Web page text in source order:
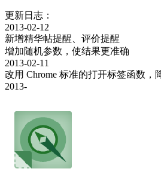
更新日志：
2013-02-12
新增精华帖提醒、评价提醒
增加随机参数，使结果更准确
2013-02-11
改用 Chrome 标准的打开标签函数，
2013-